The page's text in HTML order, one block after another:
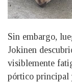
Sin embargo,
Jokinen
visiblemente
pórtico principal